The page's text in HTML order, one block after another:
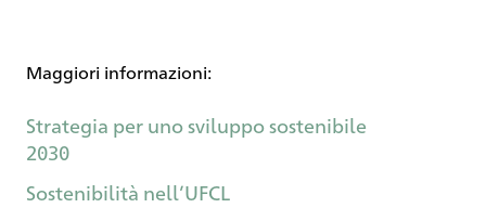
Maggiori informazioni:
Strategia per uno sviluppo sostenibile
2030
Sostenibilità nell’UFCL